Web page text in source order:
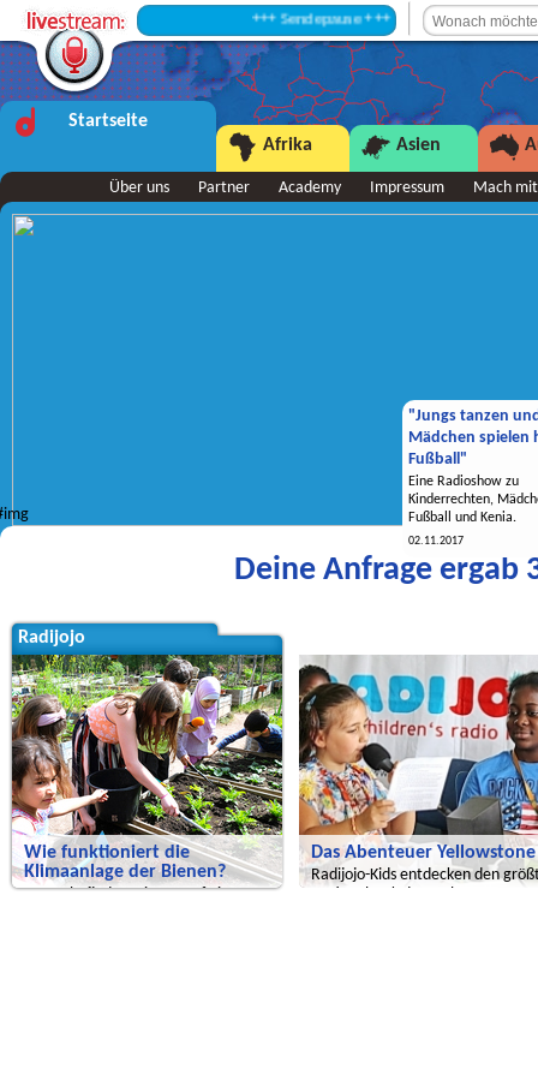
+++ Sendepause +++
Startseite
Afrika
Asien
Über uns Partner Academy Impressum Mach mit
"Jungs tanzen
Mädchen spielen
Fußball"
Eine Radioshow zu
Kinderrechten,
Fußball und Kenia.
02.11.2017
Deine Anfrage ergab
Radijojo
Wie funktioniert die
Klimaanlage der Bienen?
Heute befinden wir uns auf einer
Das Abenteuer Yellowstone
Radijojo-Kids entdecken den